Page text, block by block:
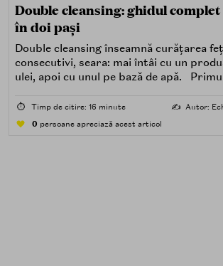
Double cleansing: ghidul
în doi pași
Double cleansing înseamnă curățarea
consecutivi, seara: mai întâi cu un
ulei, apoi cu unul pe bază de apă.
poluare. Al doilea îndepărtează
⏱️ Timp de citire: 16 minute ✍️ Autor:
0 persoane apreciază acest articol